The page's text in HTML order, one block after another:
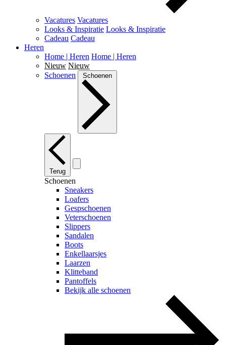
Vacatures Vacatures
Looks & Inspiratie Looks & Inspiratie
Cadeau Cadeau
Heren
Home | Heren Home | Heren
Nieuw Nieuw
Schoenen
Schoenen
Terug
Schoenen
Sneakers
Loafers
Gespschoenen
Veterschoenen
Slippers
Sandalen
Boots
Enkellaarsjes
Laarzen
Klitteband
Pantoffels
Bekijk alle schoenen